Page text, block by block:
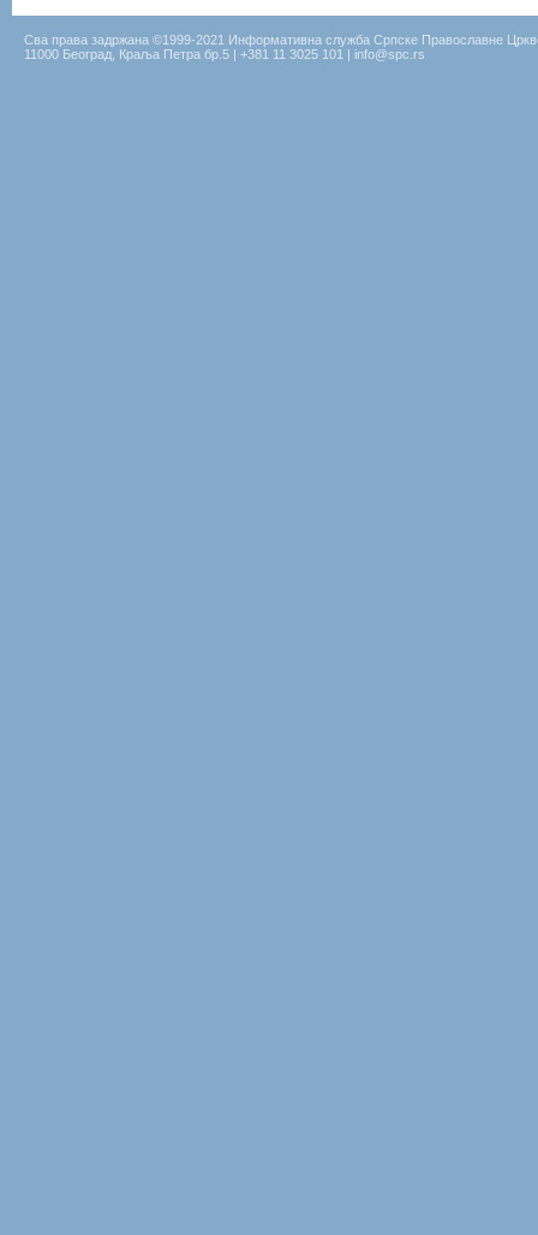
Сва права задржана ©1999-2021 Информативна служба Српске Православне
11000 Београд, Краља Петра бр.5 | +381 11 3025 101 | info@spc.rs